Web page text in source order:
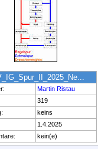
Martin Ristau
319
keins
1.4.2025
kein(e)